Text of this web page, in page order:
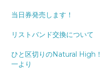
当日券発売します！
リストバンド交換について
ひと区切りのNatural High
一より